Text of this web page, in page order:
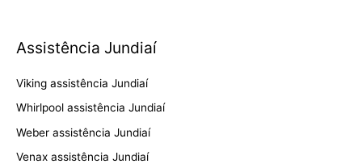
Assistência Jundiaí
Viking assistência Jundiaí
Whirlpool assistência Jundiaí
Weber assistência Jundiaí
Venax assistência Jundiaí